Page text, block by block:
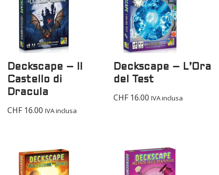
Deckscape – Il
Castello di
Dracula
CHF16.00 IVA inclusa
Deckscape – L’Ora
del Test
CHF16.00 IVA inclusa